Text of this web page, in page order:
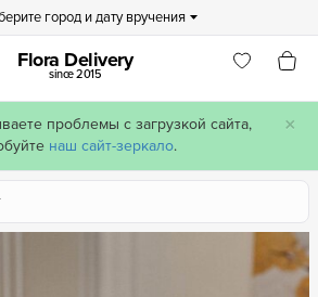
×
проблемы с загрузкой сайта,
наш сайт-зеркало.
город и дату вручения
Flora Delivery
since 2015